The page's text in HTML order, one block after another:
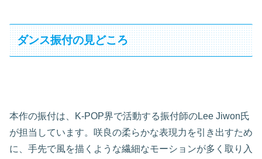
ダンス振付の見どころ
本作の振付は、K-POP界で活動する振付師のLee Jiwon氏
が担当しています。咲良の柔らかな表現力を引き出すため
に、手先で風を描くような繊細なモーションが多く取り入